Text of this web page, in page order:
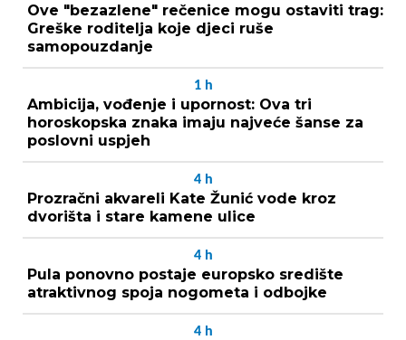
Ove "bezazlene" rečenice mogu ostaviti trag:
Greške roditelja koje djeci ruše
samopouzdanje
1 h
Ambicija, vođenje i upornost: Ova tri
horoskopska znaka imaju najveće šanse za
poslovni uspjeh
4 h
Prozračni akvareli Kate Žunić vode kroz
dvorišta i stare kamene ulice
4 h
Pula ponovno postaje europsko središte
atraktivnog spoja nogometa i odbojke
4 h